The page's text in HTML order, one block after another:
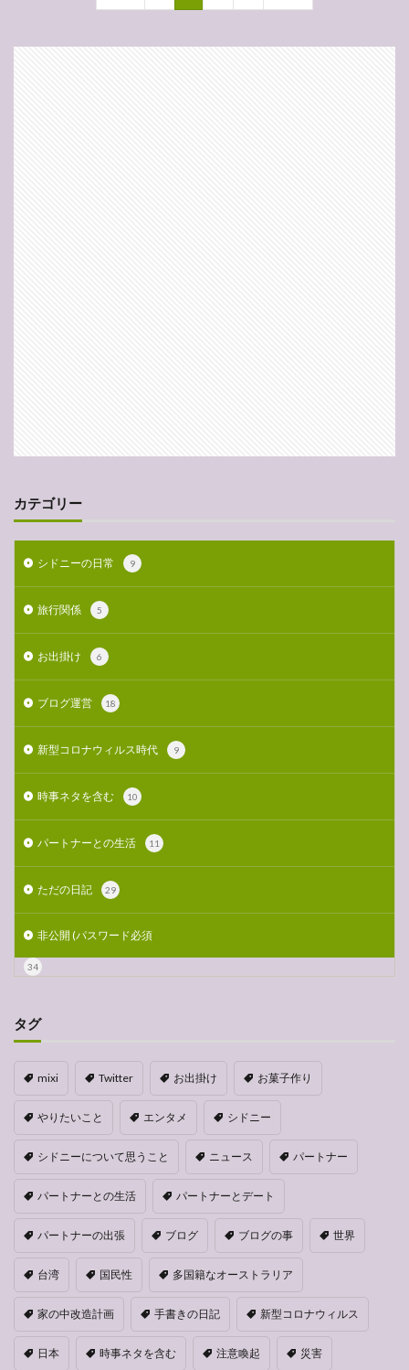
カテゴリー
シドニーの日常 9
旅行関係 5
お出掛け 6
ブログ運営 18
新型コロナウィルス時代 9
時事ネタを含む 10
パートナーとの生活 11
ただの日記 29
非公開 (パスワード必須
34
タグ
mixi Twitter お出掛け お菓子作り
やりたいこと エンタメ シドニー
シドニーについて思うこと ニュース パートナー
パートナーとの生活 パートナーとデート
パートナーの出張 ブログ ブログの事 世界
台湾 国民性 多国籍なオーストラリア
家の中改造計画 手書きの日記 新型コロナウィルス
日本 時事ネタを含む 注意喚起 災害